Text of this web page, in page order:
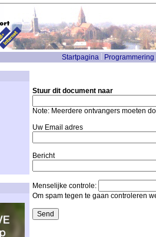
Startpagina Programmering
Stuur dit document naar
Note: Meerdere ontvangers moeten
Uw Email adres
Bericht
Menselijke controle:
Om spam tegen te gaan controleren